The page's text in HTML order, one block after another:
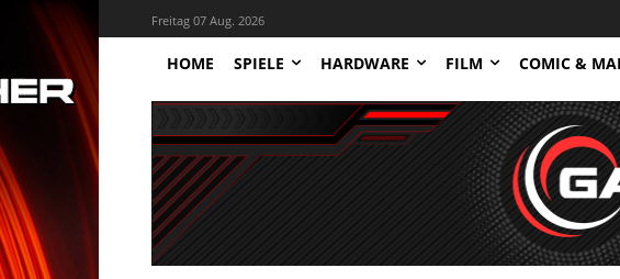
Freitag 07 Aug. 2026
HOME SPIELE HARDWARE FILM COMIC &